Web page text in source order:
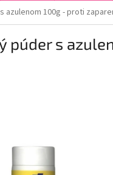
azulenom 100g - proti
púder s